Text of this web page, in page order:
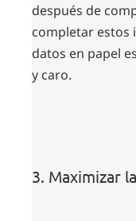
después de
completar estos
datos en papel
y caro.
3. Maximizar